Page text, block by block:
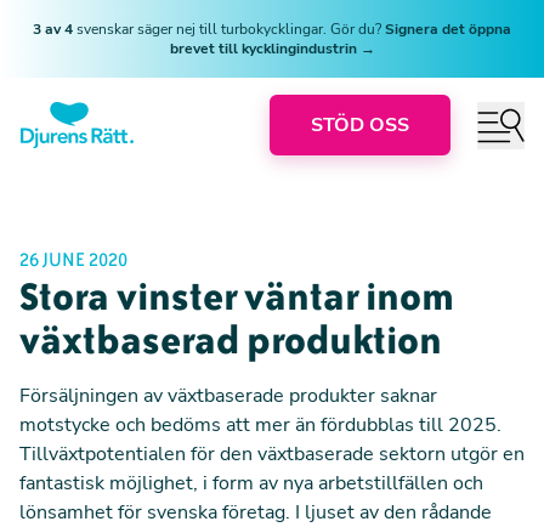
3 av 4svenskar säger nej till turbokycklingar. Gör du?Signera det öppna
brevet till kycklingindustrin →
STÖD OSS
26 JUNE 2020
Stora vinster väntar inom
växtbaserad produktion
Försäljningen av växtbaserade produkter saknar
motstycke och bedöms att mer än fördubblas till 2025.
Tillväxtpotentialen för den växtbaserade sektorn utgör en
fantastisk möjlighet, i form av nya arbetstillfällen och
lönsamhet för svenska företag. I ljuset av den rådande